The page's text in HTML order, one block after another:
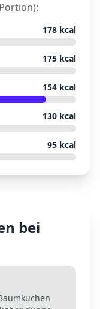
178 kcal
175 kcal
154 kcal
130 kcal
95 kcal
bei